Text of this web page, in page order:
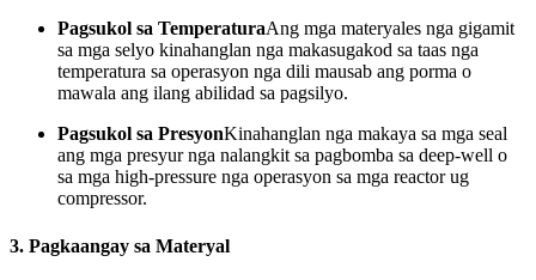
Pagsukol sa TemperaturaAng mga materyales nga gigamit
sa mga selyo kinahanglan nga makasugakod sa taas nga
temperatura sa operasyon nga dili mausab ang porma o
mawala ang ilang abilidad sa pagsilyo.
Pagsukol sa PresyonKinahanglan nga makaya sa mga seal
ang mga presyur nga nalangkit sa pagbomba sa deep-well o
sa mga high-pressure nga operasyon sa mga reactor ug
compressor.
3. Pagkaangay sa Materyal